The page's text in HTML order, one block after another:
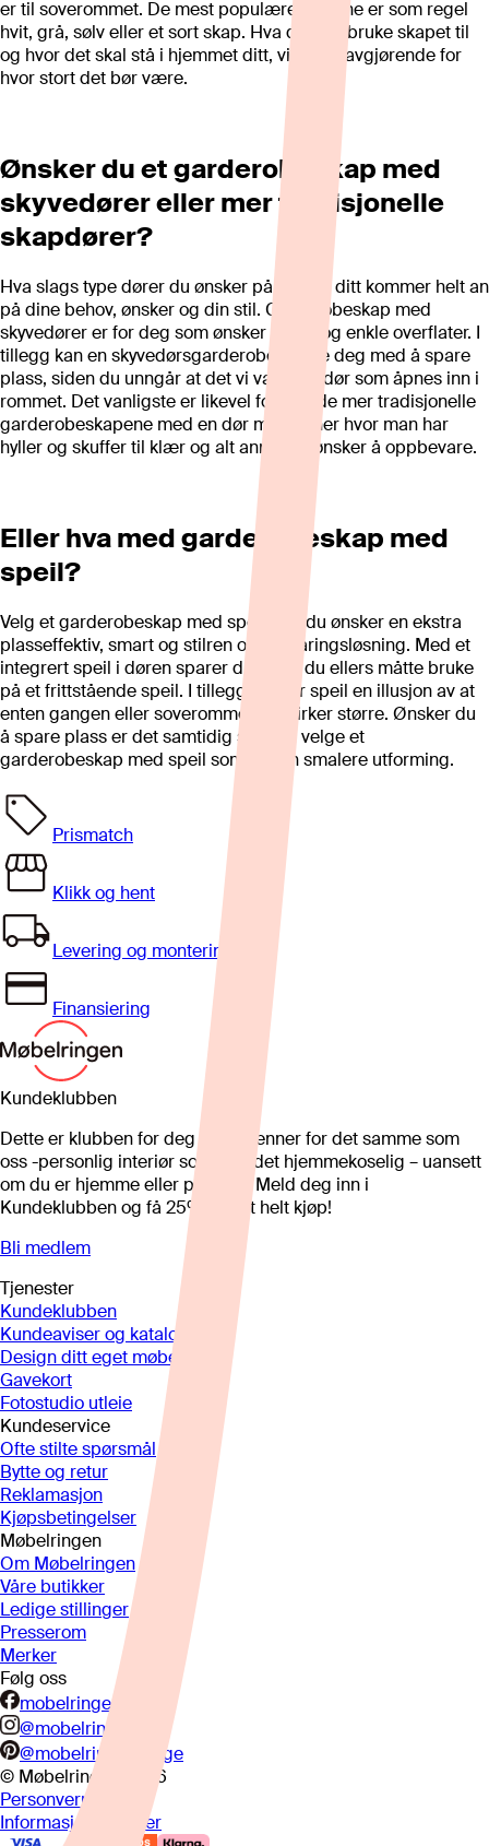
er til soverommet. De mest populære fargene er som regel
hvit, grå, sølv eller et sort skap. Hva du skal bruke skapet til
og hvor det skal stå i hjemmet ditt, vil være avgjørende for
hvor stort det bør være.
Ønsker du et garderobeskap med
skyvedører eller mer tradisjonelle
skapdører?
Hva slags type dører du ønsker på skapet ditt kommer helt an
på dine behov, ønsker og din stil. Garderobeskap med
skyvedører er for deg som ønsker glatte og enkle overflater. I
tillegg kan en skyvedørsgarderobe hjelpe deg med å spare
plass, siden du unngår at det vi være en dør som åpnes inn i
rommet. Det vanligste er likevel fortsatt de mer tradisjonelle
garderobeskapene med en dør man åpner hvor man har
hyller og skuffer til klær og alt annet du ønsker å oppbevare.
Eller hva med garderobeskap med
speil?
Velg et garderobeskap med speil hvis du ønsker en ekstra
plasseffektiv, smart og stilren oppbevaringsløsning. Med et
integrert speil i døren sparer du plass du ellers måtte bruke
på et frittstående speil. I tillegg skaper speil en illusjon av at
enten gangen eller soverommet ditt virker større. Ønsker du
å spare plass er det samtidig smart å velge et
garderobeskap med speil som har en smalere utforming.
Prismatch
Klikk og hent
Levering og montering
Finansiering
Kundeklubben
Dette er klubben for deg som brenner for det samme som
oss -personlig interiør som gjør det hjemmekoselig – uansett
om du er hjemme eller på hytta. Meld deg inn i
Kundeklubben og få 25%* på et helt kjøp!
Bli medlem
Tjenester
Kundeklubben
Kundeaviser og kataloger
Design ditt eget møbel
Gavekort
Fotostudio utleie
Kundeservice
Ofte stilte spørsmål
Bytte og retur
Reklamasjon
Kjøpsbetingelser
Møbelringen
Om Møbelringen
Våre butikker
Ledige stillinger
Presserom
Merker
Følg oss
mobelringen.no
@mobelringen
@mobelringennorge
© Møbelringen
2026
Personvern
Informasjonskapsler